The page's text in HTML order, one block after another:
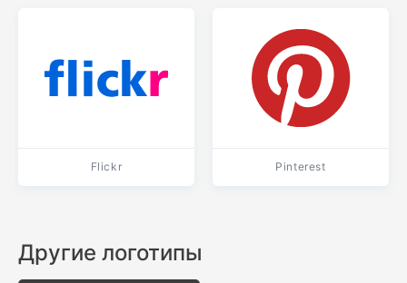
Flickr Pinterest
Другие логотипы